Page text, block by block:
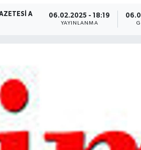
A 06.02.2025 - 18:19
YAYINLANMA